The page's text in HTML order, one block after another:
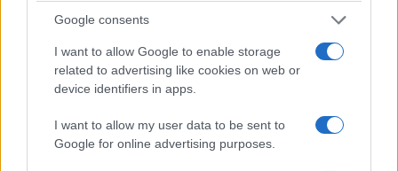
Google consents
I want to allow Google to enable storage
related to advertising like cookies on web or
device identifiers in apps.
I want to allow my user data to be sent to
Google for online advertising purposes.
construir los muros de la sinagoga. El primer
edificio gótico de Praga, la Sinagoga Vieja-Nueva,
se completó en 1270 y ha celebrado servicios
ocupación nazi de 1942-45. La sinagoga se
convirtió en elcorazón de la Judería.